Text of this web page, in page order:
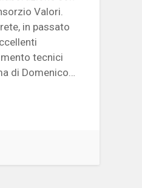
Valori.
in passato
tecnici
di Domenico…